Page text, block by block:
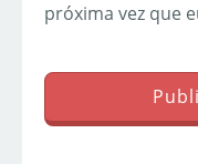
próxima vez que